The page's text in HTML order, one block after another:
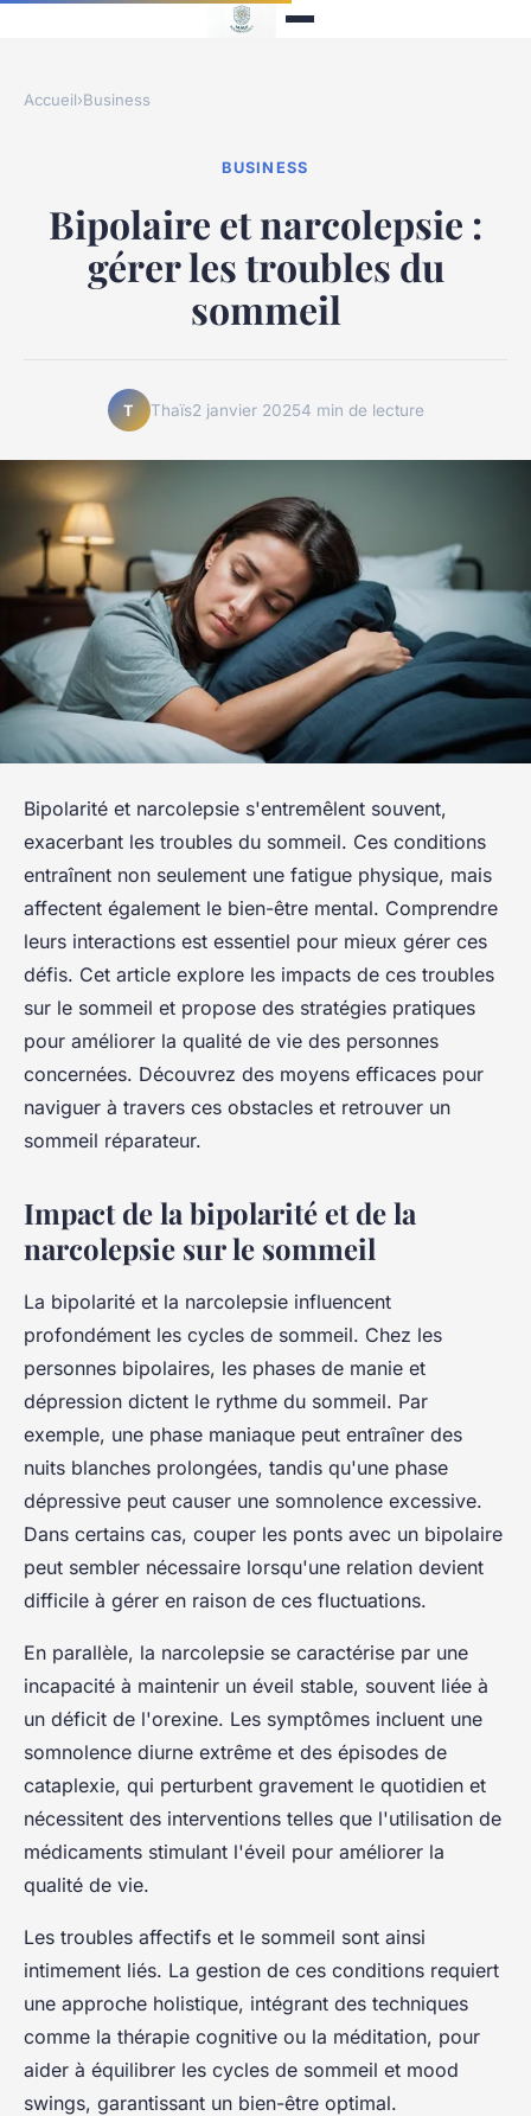
Accueil›Business
BUSINESS
Bipolaire et narcolepsie :
gérer les troubles du
sommeil
T Thaïs2 janvier 20254 min de lecture
Bipolarité et narcolepsie s'entremêlent souvent,
exacerbant les troubles du sommeil. Ces conditions
entraînent non seulement une fatigue physique, mais
affectent également le bien-être mental. Comprendre
leurs interactions est essentiel pour mieux gérer ces
défis. Cet article explore les impacts de ces troubles
sur le sommeil et propose des stratégies pratiques
pour améliorer la qualité de vie des personnes
concernées. Découvrez des moyens efficaces pour
naviguer à travers ces obstacles et retrouver un
sommeil réparateur.
Impact de la bipolarité et de la
narcolepsie sur le sommeil
La bipolarité et la narcolepsie influencent
profondément les cycles de sommeil. Chez les
personnes bipolaires, les phases de manie et
dépression dictent le rythme du sommeil. Par
exemple, une phase maniaque peut entraîner des
nuits blanches prolongées, tandis qu'une phase
dépressive peut causer une somnolence excessive.
Dans certains cas, couper les ponts avec un bipolaire
peut sembler nécessaire lorsqu'une relation devient
difficile à gérer en raison de ces fluctuations.
En parallèle, la narcolepsie se caractérise par une
incapacité à maintenir un éveil stable, souvent liée à
un déficit de l'orexine. Les symptômes incluent une
somnolence diurne extrême et des épisodes de
cataplexie, qui perturbent gravement le quotidien et
nécessitent des interventions telles que l'utilisation de
médicaments stimulant l'éveil pour améliorer la
qualité de vie.
Les troubles affectifs et le sommeil sont ainsi
intimement liés. La gestion de ces conditions requiert
une approche holistique, intégrant des techniques
comme la thérapie cognitive ou la méditation, pour
aider à équilibrer les cycles de sommeil et mood
swings, garantissant un bien-être optimal.